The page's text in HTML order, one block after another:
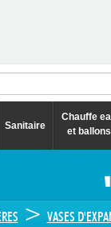
Sanitaire
Chauffe
et ballons
> VASES